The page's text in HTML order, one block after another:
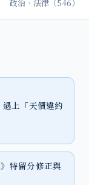
政治‧法律（546）
上「天價違約
特留分修正與